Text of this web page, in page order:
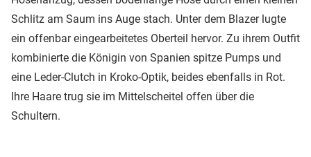
Schlitz am Saum ins Auge stach. Unter dem Blazer lugte
ein offenbar eingearbeitetes Oberteil hervor. Zu ihrem Outfit
kombinierte die Königin von Spanien spitze Pumps und
eine Leder-Clutch in Kroko-Optik, beides ebenfalls in Rot.
Ihre Haare trug sie im Mittelscheitel offen über die
Schultern.